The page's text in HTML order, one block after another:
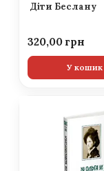
Діти Беслану
320,00
У кошик